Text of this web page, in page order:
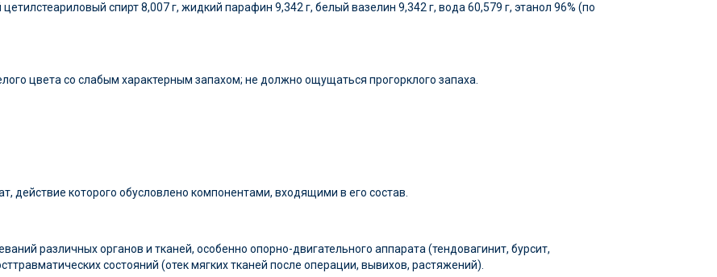
спирт 8,007 г, жидкий парафин 9,342 г, белый вазелин 9,342 г, вода 60,579 г, этанол 96% (по
цвета со слабым характерным запахом; не должно ощущаться прогорклого запаха.
действие которого обусловлено компонентами, входящими в его состав.
различных органов и тканей, особенно опорно-двигательного аппарата (тендовагинит, бурсит,
состояний (отек мягких тканей после операции, вывихов, растяжений).